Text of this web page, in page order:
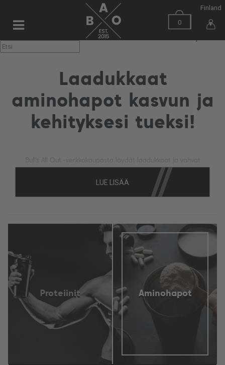
0
Finland
▼
Laadukkaat
aminohapot kasvun ja
kehityksesi tueksi!
Bull's All Out -verkkokaupasta löydät laadukkaat ja vahvat
aminohappolisät harjoittelusi tueksi ja maksimoimaan lihaskasvun!
Aminohapot ovat myös erinomainen apu dieetille blokkaamaan
kataboliaa! Valikoimaamme kuuluvat mm. EAA ja BCAA -aminohapot
sekä myös yksittäisiä aminohappoja, jotka tukevat kehitystäsi.
LUE LISÄÄ
Proteiinit Aminohapot